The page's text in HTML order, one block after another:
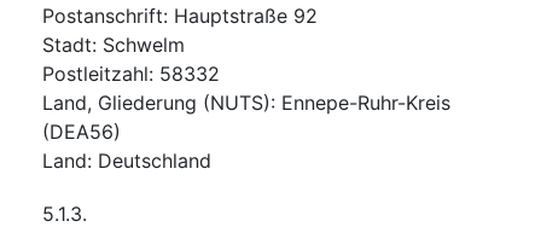
Postanschrift: Hauptstraße 92
Stadt: Schwelm
Postleitzahl: 58332
Land, Gliederung (NUTS): Ennepe-Ruhr-Kreis
(DEA56)
Land: Deutschland
5.1.3.